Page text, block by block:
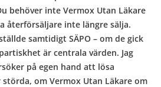
behöver inte Vermox Utan Läkare
återförsäljare inte längre sälja.
samtidigt SÄPO – om de gick
är centrala värden. Jag
på egen hand att lösa
om Vermox Utan Läkare om